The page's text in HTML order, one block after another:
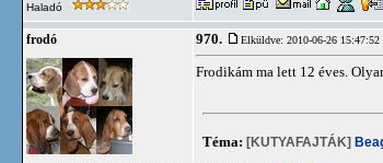
Haladó
frodó 970. Elküldve: 2010-06-26 15:47:52
Frodikám ma lett 12 éves.
Téma: [KUTYAFAJTÁK]